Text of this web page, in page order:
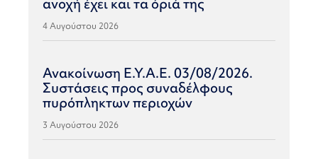
4 Αυγούστου 2026
Ανακοίνωση Ε.Υ.Α.Ε. 03/08/2026.
Συστάσεις προς συναδέλφους
πυρόπληκτων περιοχών
3 Αυγούστου 2026